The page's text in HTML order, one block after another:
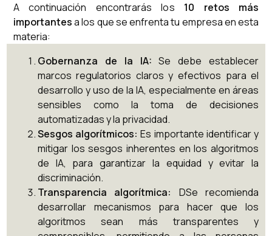
A continuación encontrarás los 10 retos más
importantesa los que se enfrenta tu empresa en esta
materia:
Gobernanza de la IA: Se debe establecer
marcos regulatorios claros y efectivos para el
desarrollo y uso de la IA, especialmente en áreas
sensibles como la toma de decisiones
automatizadas y la privacidad.
Sesgos algorítmicos: Es importante identificar y
mitigar los sesgos inherentes en los algoritmos
de IA, para garantizar la equidad y evitar la
discriminación.
Transparencia algorítmica:
DSe recomienda
desarrollar mecanismos para hacer que los
algoritmos sean más transparentes y